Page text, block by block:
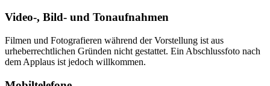
Video-, Bild- und Tonaufnahmen
Filmen und Fotografieren während der Vorstellung ist aus
urheberrechtlichen Gründen nicht gestattet. Ein Abschlussfoto nach
dem Applaus ist jedoch willkommen.